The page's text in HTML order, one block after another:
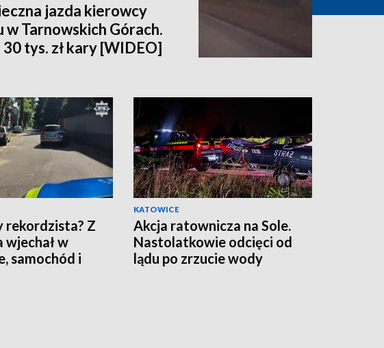
jazda kierowcy
w Tarnowskich Górach.
30 tys. zł kary [WIDEO]
rekordzista? Z
wjechał w
samochód i
KATOWICE
Akcja ratownicza na Sole.
Nastolatkowie odcięci od
lądu po zrzucie wody